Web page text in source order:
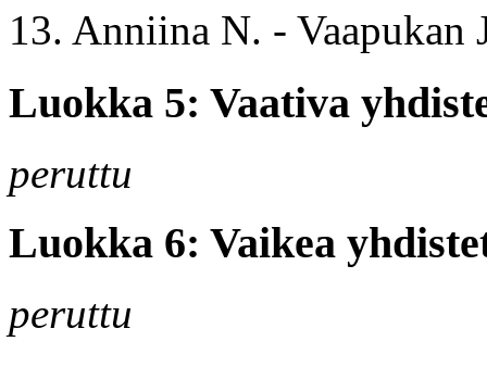
13. Anniina N. -
Luokka 5: Vaativa
peruttu
Luokka 6: Vaikea
peruttu